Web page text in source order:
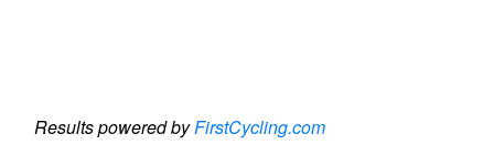
Results powered byFirstCycling.com